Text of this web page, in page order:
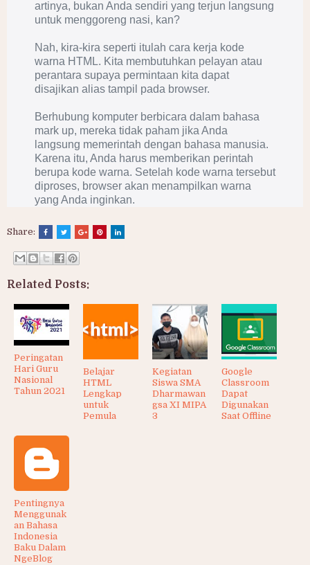
artinya, bukan Anda sendiri yang terjun langsung
untuk menggoreng nasi, kan?
Nah, kira-kira seperti itulah cara kerja kode
warna HTML. Kita membutuhkan pelayan atau
perantara supaya permintaan kita dapat
disajikan alias tampil pada browser.
Berhubung komputer berbicara dalam bahasa
mark up, mereka tidak paham jika Anda
langsung memerintah dengan bahasa manusia.
Karena itu, Anda harus memberikan perintah
berupa kode warna. Setelah kode warna tersebut
diproses, browser akan menampilkan warna
yang Anda inginkan.
Share:
Related Posts:
Peringatan
Hari Guru
Nasional
Tahun 2021
Belajar
HTML
Lengkap
untuk
Pemula
Kegiatan
Siswa SMA
Dharmawan
gsa XI MIPA
3
Google
Classroom
Dapat
Digunakan
Saat Offline
Pentingnya
Menggunak
an Bahasa
Indonesia
Baku Dalam
NgeBlog